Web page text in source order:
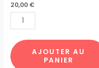
20,00 €
TOURNESOL
TOTE3
10pcs
AJOUTER AU
PANIER